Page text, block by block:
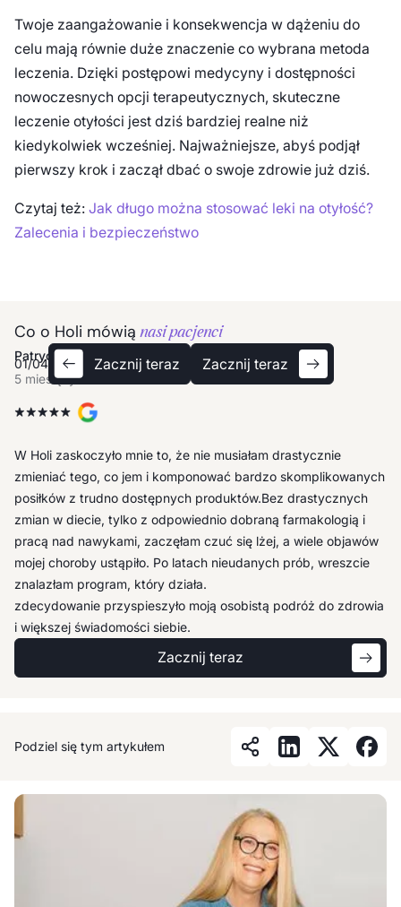
Twoje zaangażowanie i konsekwencja w dążeniu do
celu mają równie duże znaczenie co wybrana metoda
leczenia. Dzięki postępowi medycyny i dostępności
nowoczesnych opcji terapeutycznych, skuteczne
leczenie otyłości jest dziś bardziej realne niż
kiedykolwiek wcześniej. Najważniejsze, abyś podjął
pierwszy krok i zaczął dbać o swoje zdrowie już dziś.
Czytaj też: Jak długo można stosować leki na otyłość?
Zalecenia i bezpieczeństwo
Co o Holi mówiąnasi pacjenci
01/04 Zacznij teraz Zacznij teraz
Ula
5 miesięcy temu
Największą wartością programu jest swobodny dostęp do
specjalistów, zwłaszcza dietetyka, co daje mi poczucie bycia
wspieraną: zarówno merytorycznie jak i emocjonalnie.
Zaskoczyło mnie, jak zmieniło się moje życie – zyskałam więcej
energii, zmieniła się moja relacja z głodem, a dieta przestała
być rygorem, stając się narzędziem wspierającym zdrowe
życie. W Holi otrzymałam wielopoziomowe wsparcie, które
zdecydowanie przyspieszyło moją osobistą podróż do zdrowia
i większej świadomości siebie.
Patrycja
5 miesięcy temu
W Holi zaskoczyło mnie to, że nie musiałam drastycznie
zmieniać tego, co jem i komponować bardzo skomplikowanych
posiłków z trudno dostępnych produktów.Bez drastycznych
zmian w diecie, tylko z odpowiednio dobraną farmakologią i
pracą nad nawykami, zaczęłam czuć się lżej, a wiele objawów
mojej choroby ustąpiło. Po latach nieudanych prób, wreszcie
znalazłam program, który działa.
Anna
5 miesięcy temu
Tomek
5 miesięcy temu
Ula
5 miesięcy temu
Patrycja
5 miesięcy temu
Zacznij teraz
Podziel się tym artykułem